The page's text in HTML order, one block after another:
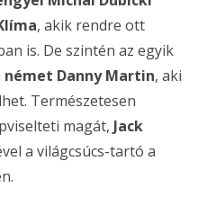
, akik rendre ott
is. De szintén az egyik
német Danny Martin, aki
Természetesen
magát, Jack
a világcsúcs-tartó a